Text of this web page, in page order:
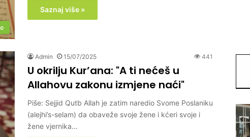
Saznaj više »
Admin 15/07/2025 441
U okrilju Kur’ana: "A ti nećeš u
Allahovu zakonu izmjene naći"
Piše: Sejjid Qutb Allah je zatim naredio Svome Poslaniku
(alejhi’s-selam) da obaveže svoje žene i kćeri svoje i
žene vjernika…